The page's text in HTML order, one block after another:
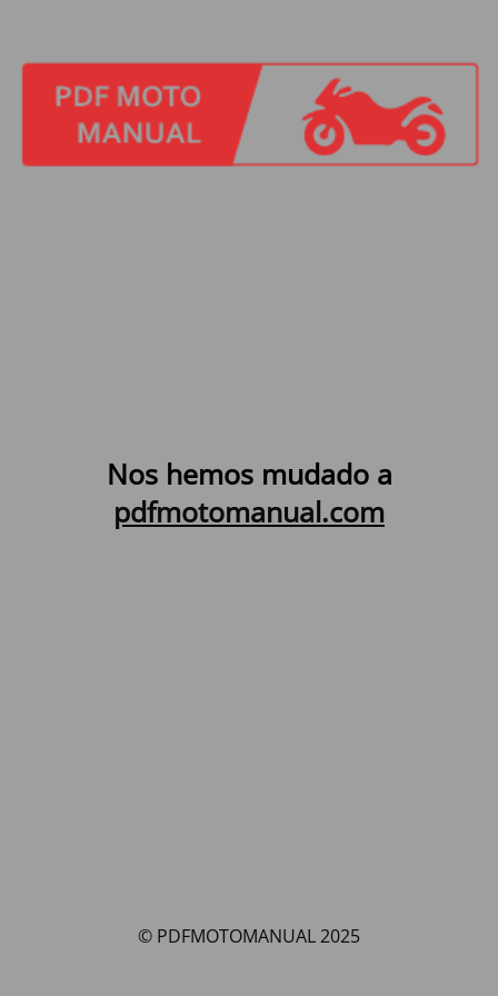
Nos hemos mudado a
pdfmotomanual.com
© PDFMOTOMANUAL 2025